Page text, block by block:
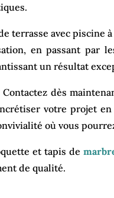
terrasse avec piscine
en passant par
un résultat
dès
votre projet
où vous
et tapis de
de qualité.